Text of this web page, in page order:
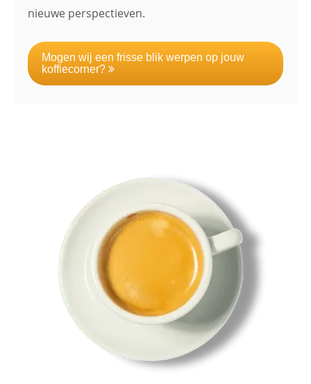
nieuwe perspectieven.
Mogen wij een frisse blik werpen op jouw
koffiecorner?